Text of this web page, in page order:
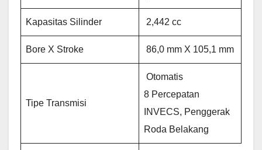
Kapasitas Silinder 2,442 cc
Bore X Stroke 86,0 mm X 105,1 mm
Tipe Transmisi
Otomatis
8 Percepatan
INVECS, Penggerak
Roda Belakang